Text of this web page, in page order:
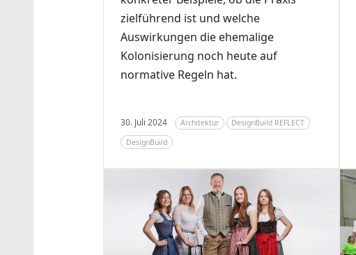
zielführend ist und welche
Auswirkungen die ehemalige
Kolonisierung noch heute auf
normative Regeln hat.
30. Juli 2024 Architektur
DesignBuild REFLECT
DesignBuild